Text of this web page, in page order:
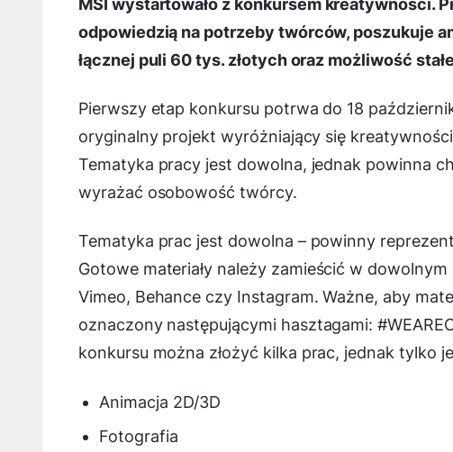
MSI wystartowało z konkursem kreatywności.
odpowiedzią na potrzeby twórców, poszukuje
łącznej puli 60 tys. złotych oraz możliwość
Pierwszy etap konkursu potrwa do 18
oryginalny projekt wyróżniający się
Tematyka pracy jest dowolna, jednak powinna
wyrażać osobowość twórcy.
Tematyka prac jest dowolna – powinny
Gotowe materiały należy zamieścić w
Vimeo, Behance czy Instagram. Ważne, aby
oznaczony następującymi hasztagami:
konkursu można złożyć kilka prac, jednak tylko
Animacja 2D/3D
Fotografia